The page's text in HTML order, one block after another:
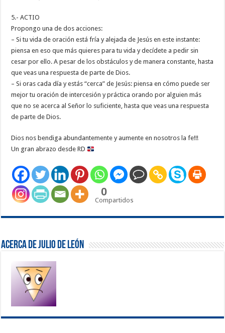
5.- ACTIO
Propongo una de dos acciones:
– Si tu vida de oración está fría y alejada de Jesús en este instante:
piensa en eso que más quieres para tu vida y decídete a pedir sin
cesar por ello. A pesar de los obstáculos y de manera constante, hasta
que veas una respuesta de parte de Dios.
– Si oras cada día y estás “cerca” de Jesús: piensa en cómo puede ser
mejor tu oración de intercesión y práctica orando por alguien más
que no se acerca al Señor lo suficiente, hasta que veas una respuesta
de parte de Dios.
Dios nos bendiga abundantemente y aumente en nosotros la fe!!!
Un gran abrazo desde RD
0
Compartidos
Acerca de Julio De León